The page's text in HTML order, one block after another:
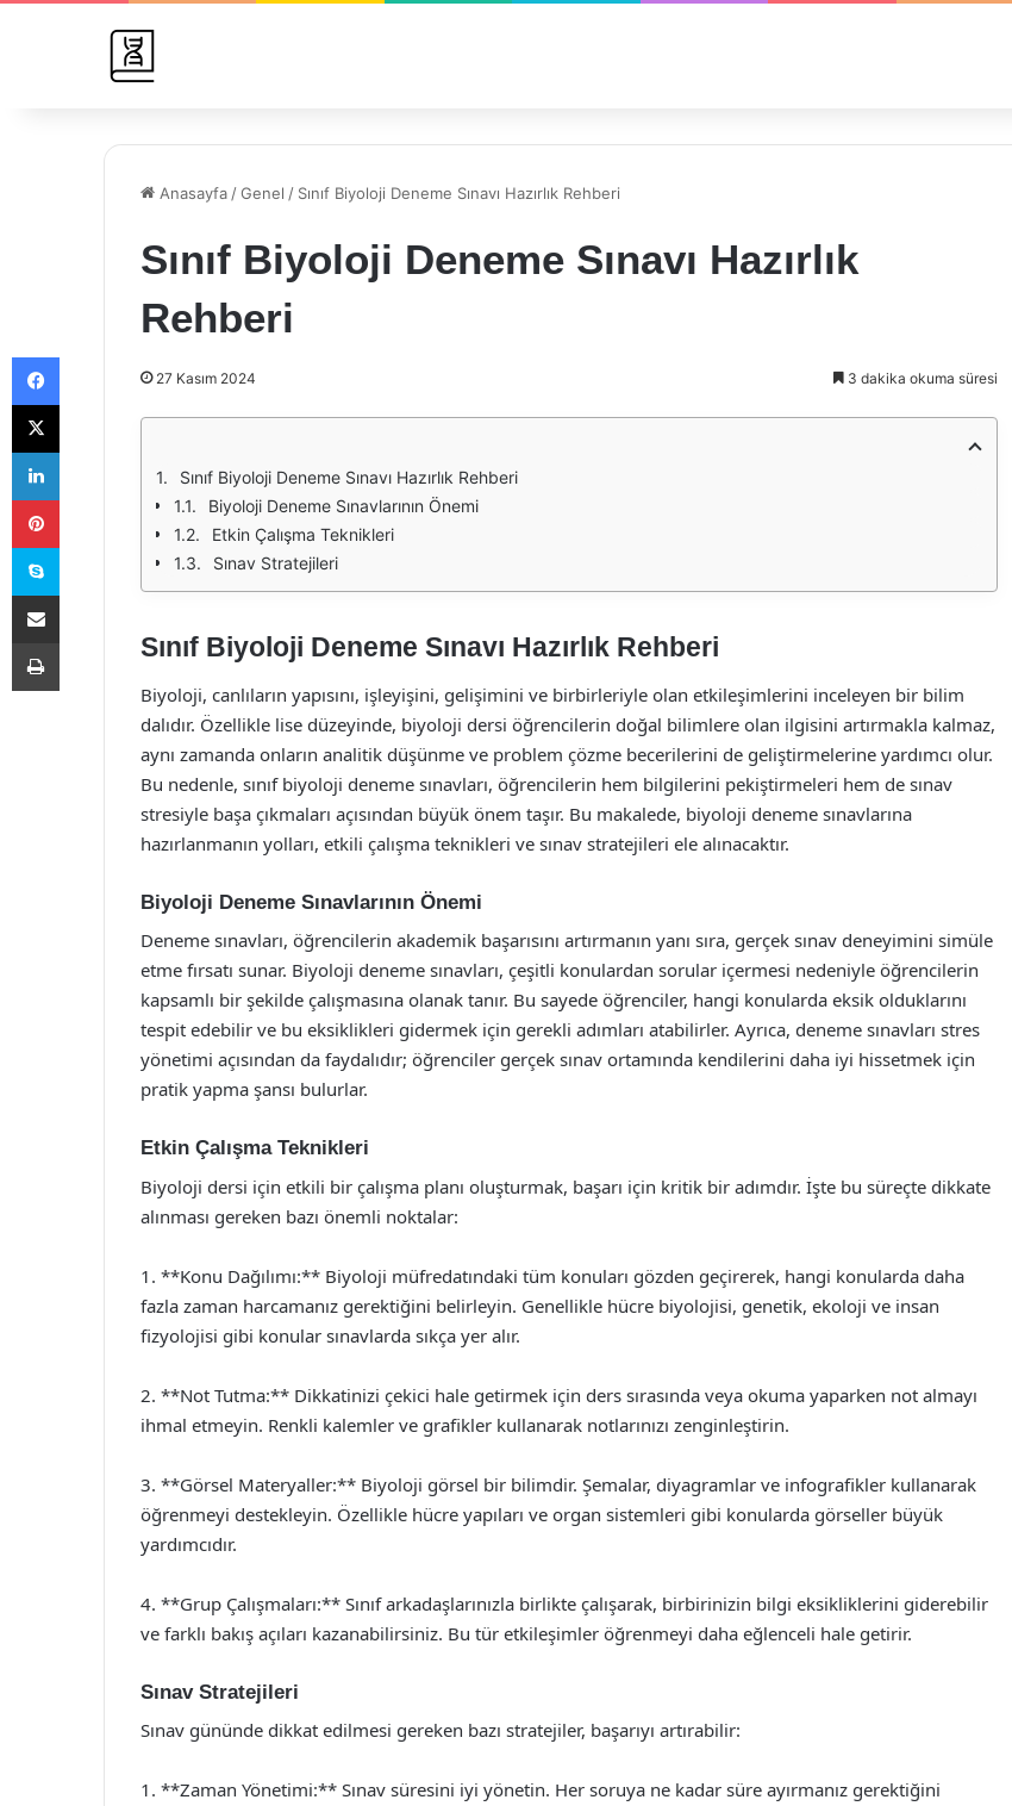
Anasayfa /Genel / Sınıf Biyoloji Deneme Sınavı Hazırlık Rehberi
Sınıf Biyoloji Deneme Sınavı Hazırlık
Rehberi
27 Kasım 2024 3 dakika okuma süresi
Sınıf Biyoloji Deneme Sınavı Hazırlık Rehberi
Biyoloji Deneme Sınavlarının Önemi
Etkin Çalışma Teknikleri
Sınav Stratejileri
Sınıf Biyoloji Deneme Sınavı Hazırlık Rehberi
Biyoloji, canlıların yapısını, işleyişini, gelişimini ve birbirleriyle olan etkileşimlerini inceleyen bir bilim
dalıdır. Özellikle lise düzeyinde, biyoloji dersi öğrencilerin doğal bilimlere olan ilgisini artırmakla kalmaz,
aynı zamanda onların analitik düşünme ve problem çözme becerilerini de geliştirmelerine yardımcı olur.
Bu nedenle, sınıf biyoloji deneme sınavları, öğrencilerin hem bilgilerini pekiştirmeleri hem de sınav
stresiyle başa çıkmaları açısından büyük önem taşır. Bu makalede, biyoloji deneme sınavlarına
hazırlanmanın yolları, etkili çalışma teknikleri ve sınav stratejileri ele alınacaktır.
Biyoloji Deneme Sınavlarının Önemi
Deneme sınavları, öğrencilerin akademik başarısını artırmanın yanı sıra, gerçek sınav deneyimini simüle
etme fırsatı sunar. Biyoloji deneme sınavları, çeşitli konulardan sorular içermesi nedeniyle öğrencilerin
kapsamlı bir şekilde çalışmasına olanak tanır. Bu sayede öğrenciler, hangi konularda eksik olduklarını
tespit edebilir ve bu eksiklikleri gidermek için gerekli adımları atabilirler. Ayrıca, deneme sınavları stres
yönetimi açısından da faydalıdır; öğrenciler gerçek sınav ortamında kendilerini daha iyi hissetmek için
pratik yapma şansı bulurlar.
Etkin Çalışma Teknikleri
Biyoloji dersi için etkili bir çalışma planı oluşturmak, başarı için kritik bir adımdır. İşte bu süreçte dikkate
alınması gereken bazı önemli noktalar:
1. **Konu Dağılımı:** Biyoloji müfredatındaki tüm konuları gözden geçirerek, hangi konularda daha
fazla zaman harcamanız gerektiğini belirleyin. Genellikle hücre biyolojisi, genetik, ekoloji ve insan
fizyolojisi gibi konular sınavlarda sıkça yer alır.
2. **Not Tutma:** Dikkatinizi çekici hale getirmek için ders sırasında veya okuma yaparken not almayı
ihmal etmeyin. Renkli kalemler ve grafikler kullanarak notlarınızı zenginleştirin.
3. **Görsel Materyaller:** Biyoloji görsel bir bilimdir. Şemalar, diyagramlar ve infografikler kullanarak
öğrenmeyi destekleyin. Özellikle hücre yapıları ve organ sistemleri gibi konularda görseller büyük
yardımcıdır.
4. **Grup Çalışmaları:** Sınıf arkadaşlarınızla birlikte çalışarak, birbirinizin bilgi eksikliklerini giderebilir
ve farklı bakış açıları kazanabilirsiniz. Bu tür etkileşimler öğrenmeyi daha eğlenceli hale getirir.
Sınav Stratejileri
Sınav gününde dikkat edilmesi gereken bazı stratejiler, başarıyı artırabilir:
1. **Zaman Yönetimi:** Sınav süresini iyi yönetin. Her soruya ne kadar süre ayırmanız gerektiğini
Facebook
X
LinkedIn
Pinterest
Skype
E-Posta ile paylaş